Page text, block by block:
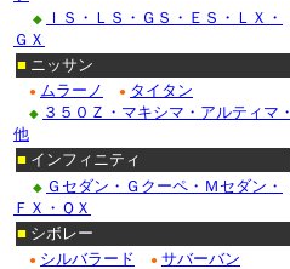
◆
ＩＳ・ＬＳ・ＧＳ・ＥＳ・ＬＸ・
ＧＸ
■ ニッサン
● ムラーノ ● タイタン
◆ ３５０Ｚ・マキシマ・アルティマ・
他
■ インフィニティ
◆ Ｇセダン・Ｇクーペ・Ｍセダン・
ＦＸ・ＱＸ
■ シボレー
● シルバラード ● サバーバン